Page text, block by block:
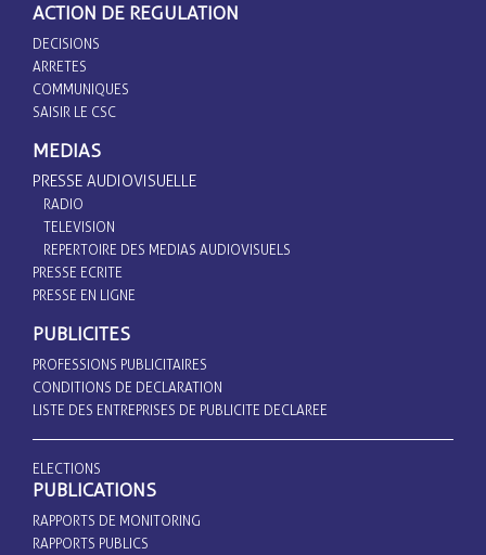
ACTION DE REGULATION
DECISIONS
ARRETES
COMMUNIQUES
SAISIR LE CSC
MEDIAS
PRESSE AUDIOVISUELLE
RADIO
TELEVISION
REPERTOIRE DES MEDIAS AUDIOVISUELS
PRESSE ECRITE
PRESSE EN LIGNE
PUBLICITES
PROFESSIONS PUBLICITAIRES
CONDITIONS DE DECLARATION
LISTE DES ENTREPRISES DE PUBLICITE DECLAREE
ELECTIONS
PUBLICATIONS
RAPPORTS DE MONITORING
RAPPORTS PUBLICS